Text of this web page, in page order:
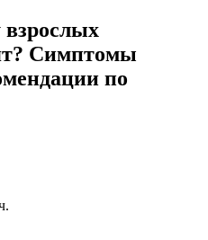
взрослых
Симптомы
по